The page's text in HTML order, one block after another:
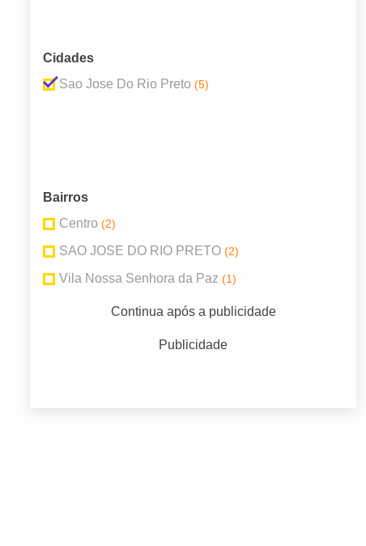
Cidades
Sao Jose Do Rio Preto (5)
Bairros
Centro (2)
SAO JOSE DO RIO PRETO (2)
Vila Nossa Senhora da Paz (1)
Continua após a publicidade
Publicidade